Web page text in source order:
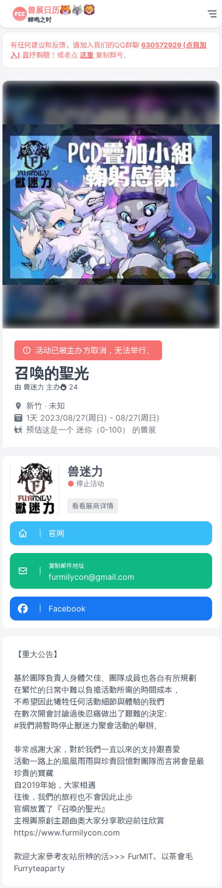
兽展日历
蝉鸣之时
有任何建议和反馈，请加入我们的QQ群聊 630572929 (点我加
入) 直抒胸臆！或者点 这里 复制群号。
活动已被主办方取消，无法举行。
召喚的聖光
由 兽迷力 主办 24
新竹 · 未知
1天 2023/08/27(周日) - 08/27(周日)
预估这是一个 迷你（0-100） 的兽展
【重大公告】
基於團隊負責人身體欠佳、團隊成員也各自有所規劃
在繁忙的日常中難以負擔活動所需的時間成本，
不希望因此犧牲任何活動細節與體驗的我們
在數次開會討論過後忍痛做出了艱難的決定:
#我們將暫時停止獸迷力聚會活動的舉辦。
非常感謝大家，對於我們一直以來的支持跟喜愛
活動一路上的風風雨雨與珍貴回憶對團隊而言將會是最
珍貴的寶藏
自2019年始，大家相遇
往後，我們的旅程也不會因此止步
官綢放置了『召喚的聖光』
主視輿原創主題曲奧大家分享歌迎前往欣賞
https://www.furmilycon.com
款迎大家參考友站所辨的活>>> FurMIT、以茶會毛
Furryteaparty
兽迷力
停止活动
看看展商详情
官网
复制邮件地址
furmilycon@gmail.com
Facebook